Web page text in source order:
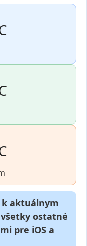
aktuálnym
ostatné
pre iOS a